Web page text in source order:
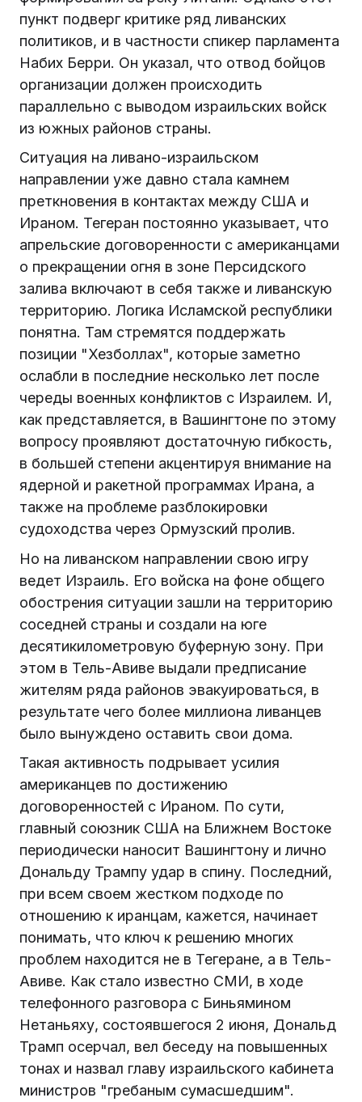
пункт подверг критике ряд ливанских
политиков, и в частности спикер парламента
Набих Берри. Он указал, что отвод бойцов
организации должен происходить
параллельно с выводом израильских войск
из южных районов страны.
Ситуация на ливано-израильском
направлении уже давно стала камнем
преткновения в контактах между США и
Ираном. Тегеран постоянно указывает, что
апрельские договоренности с американцами
о прекращении огня в зоне Персидского
залива включают в себя также и ливанскую
территорию. Логика Исламской республики
понятна. Там стремятся поддержать
позиции "Хезболлах", которые заметно
ослабли в последние несколько лет после
череды военных конфликтов с Израилем. И,
как представляется, в Вашингтоне по этому
вопросу проявляют достаточную гибкость,
в большей степени акцентируя внимание на
ядерной и ракетной программах Ирана, а
также на проблеме разблокировки
судоходства через Ормузский пролив.
Но на ливанском направлении свою игру
ведет Израиль. Его войска на фоне общего
обострения ситуации зашли на территорию
соседней страны и создали на юге
десятикилометровую буферную зону. При
этом в Тель-Авиве выдали предписание
жителям ряда районов эвакуироваться, в
результате чего более миллиона ливанцев
было вынуждено оставить свои дома.
Такая активность подрывает усилия
американцев по достижению
договоренностей с Ираном. По сути,
главный союзник США на Ближнем Востоке
периодически наносит Вашингтону и лично
Дональду Трампу удар в спину. Последний,
при всем своем жестком подходе по
отношению к иранцам, кажется, начинает
понимать, что ключ к решению многих
проблем находится не в Тегеране, а в Тель-
Авиве. Как стало известно СМИ, в ходе
телефонного разговора с Биньямином
Нетаньяху, состоявшегося 2 июня, Дональд
Трамп осерчал, вел беседу на повышенных
тонах и назвал главу израильского кабинета
министров "гребаным сумасшедшим".